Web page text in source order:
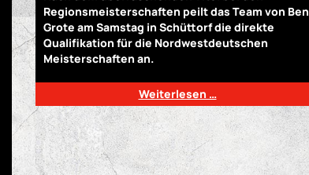
Regionsmeisterschaften peilt das Team von Ben
Grote am Samstag in Schüttorf die direkte
Qualifikation für die Nordwestdeutschen
Meisterschaften an.
Weiterlesen …